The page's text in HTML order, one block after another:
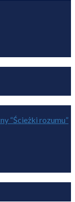
“Ścieżki rozumu”